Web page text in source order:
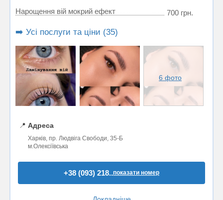
Нарощення вій мокрий ефект 700 грн.
➡️ Усі послуги та ціни (35)
6 фото
📍 Адреса
Харків, пр. Людвіга Свободи, 35-Б
м.Олексіївська
+38 (093) 218..показати номер